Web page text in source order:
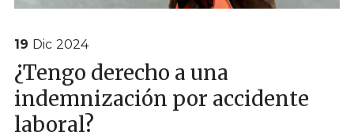
19 Dic 2024
¿Tengo derecho a una
indemnización por accidente
laboral?